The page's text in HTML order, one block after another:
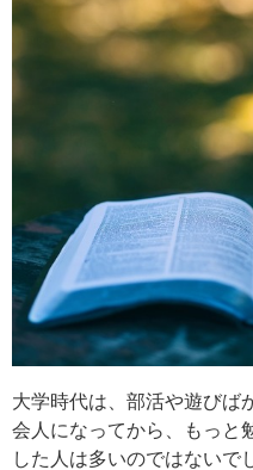
大学時代は、部活や遊びば
会人になってから、もっと
した人は多いのではないで